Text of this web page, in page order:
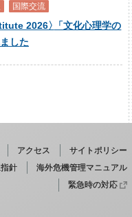
国際交流
2026〉
「文化心理学の
した
アクセス
サイトポリシー
針
海外危機管理マニュアル
緊急時の対応